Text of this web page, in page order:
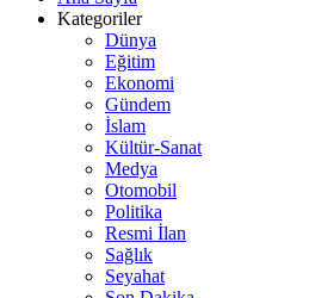
Kategoriler
Dünya
Eğitim
Ekonomi
Gündem
İslam
Kültür-Sanat
Medya
Otomobil
Politika
Resmi İlan
Sağlık
Seyahat